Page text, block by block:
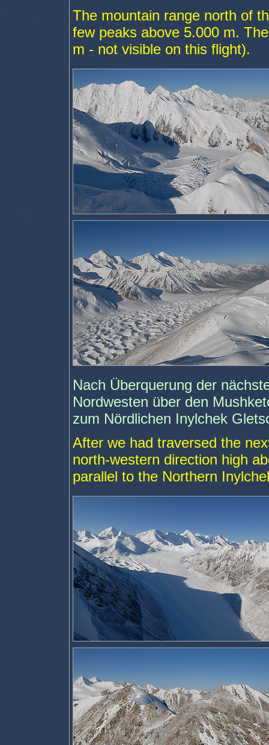
The mountain range north of
few peaks above 5.000 m.
m - not visible on this flight).
Nach Überquerung der
Nordwesten über den
zum Nördlichen Inylchek
After we had traversed the
north-western direction high
parallel to the Northern